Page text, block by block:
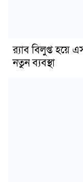
র‍্যাব বিলুপ্ত হয়ে
নতুন ব্যবস্থা